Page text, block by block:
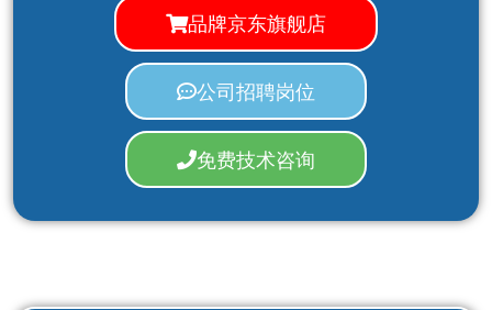
品牌京东旗舰店
公司招聘岗位
免费技术咨询